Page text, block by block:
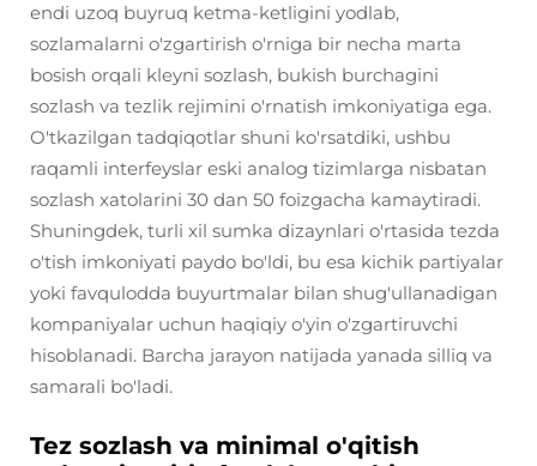
endi uzoq buyruq ketma-ketligini yodlab,
sozlamalarni o'zgartirish o'rniga bir necha marta
bosish orqali kleyni sozlash, bukish burchagini
sozlash va tezlik rejimini o'rnatish imkoniyatiga ega.
O'tkazilgan tadqiqotlar shuni ko'rsatdiki, ushbu
raqamli interfeyslar eski analog tizimlarga nisbatan
sozlash xatolarini 30 dan 50 foizgacha kamaytiradi.
Shuningdek, turli xil sumka dizaynlari o'rtasida tezda
o'tish imkoniyati paydo bo'ldi, bu esa kichik partiyalar
yoki favqulodda buyurtmalar bilan shug'ullanadigan
kompaniyalar uchun haqiqiy o'yin o'zgartiruvchi
hisoblanadi. Barcha jarayon natijada yanada silliq va
samarali bo'ladi.
Tez sozlash va minimal o'qitish